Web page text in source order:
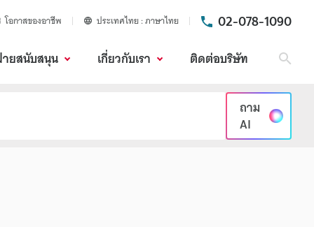
โอกาสของอาชีพ ประเทศไทย ภาษาไทย 02-078-1090
ยสนับสนุน เกี่ยวกับเรา ติดต่อบริษัท
ถาม
AI